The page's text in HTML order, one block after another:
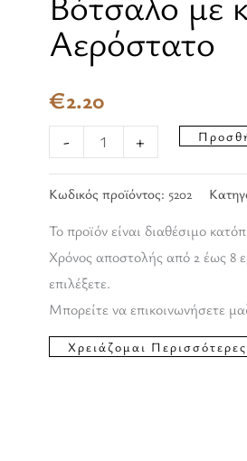
Αερόστατο
€2.20
-
μεταλλικό
Αερόστατο
+
Κωδικός προϊόντος: 5202
Το προϊόν είναι διαθέσιμο
Χρόνος αποστολής από 2 έως 8
επιλέξετε.
Μπορείτε να επικοινωνήσετε